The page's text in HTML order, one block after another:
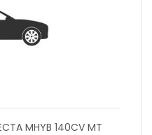
MHYB 140CV MT